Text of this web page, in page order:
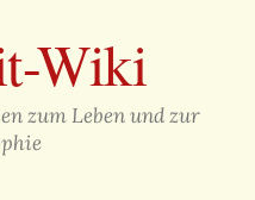
Wiki
zum Leben und zur